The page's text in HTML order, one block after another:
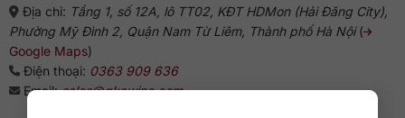
Địa chỉ: Tầng 1, số 12A, lô TT02, KĐT HDMon (Hải Đăng City),
Phường Mỹ Đình 2, Quận Nam Từ Liêm, Thành phố Hà Nội(
Google Maps)
Điện thoại: 0363 909 636
Email:sales@qkawine.com